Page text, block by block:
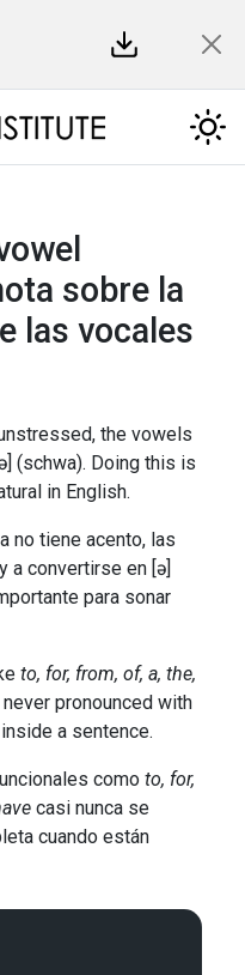
sobre la
las vocales
the vowels
(schwa). Doing this is
in English.
no tiene acento, las
a convertirse en [ə]
para sonar
to, for, from, of, a, the,
pronounced with
a sentence.
como to, for,
casi nunca se
cuando están